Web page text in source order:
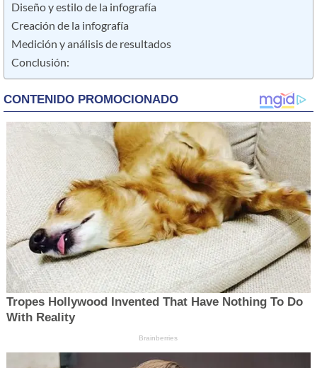
Diseño y estilo de la infografía
Creación de la infografía
Medición y análisis de resultados
Conclusión: